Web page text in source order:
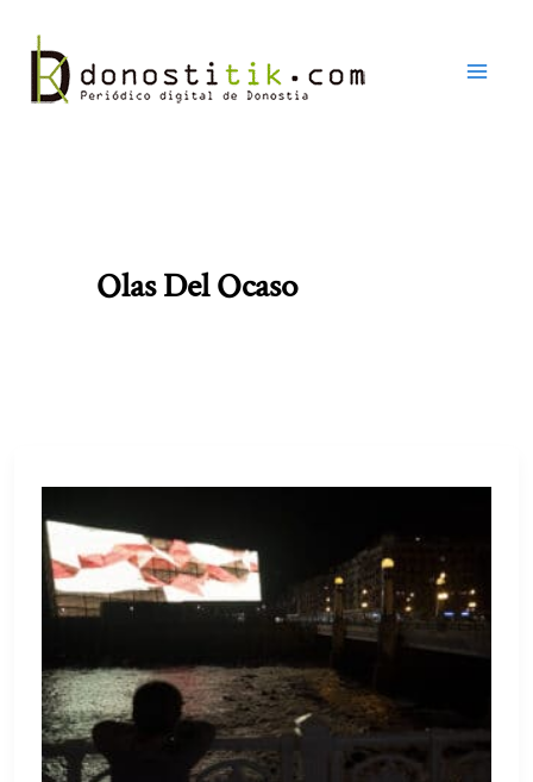
contenido
Olas Del Ocaso